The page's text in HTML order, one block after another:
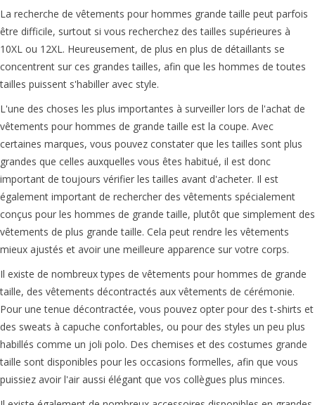
La recherche de vêtements pour hommes grande taille peut parfois
être difficile, surtout si vous recherchez des tailles supérieures à
10XL ou 12XL. Heureusement, de plus en plus de détaillants se
concentrent sur ces grandes tailles, afin que les hommes de toutes
tailles puissent s'habiller avec style.
L'une des choses les plus importantes à surveiller lors de l'achat de
vêtements pour hommes de grande taille est la coupe. Avec
certaines marques, vous pouvez constater que les tailles sont plus
grandes que celles auxquelles vous êtes habitué, il est donc
important de toujours vérifier les tailles avant d'acheter. Il est
également important de rechercher des vêtements spécialement
conçus pour les hommes de grande taille, plutôt que simplement des
vêtements de plus grande taille. Cela peut rendre les vêtements
mieux ajustés et avoir une meilleure apparence sur votre corps.
Il existe de nombreux types de vêtements pour hommes de grande
taille, des vêtements décontractés aux vêtements de cérémonie.
Pour une tenue décontractée, vous pouvez opter pour des t-shirts et
des sweats à capuche confortables, ou pour des styles un peu plus
habillés comme un joli polo. Des chemises et des costumes grande
taille sont disponibles pour les occasions formelles, afin que vous
puissiez avoir l'air aussi élégant que vos collègues plus minces.